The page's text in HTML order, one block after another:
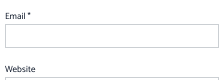
Email*
Website